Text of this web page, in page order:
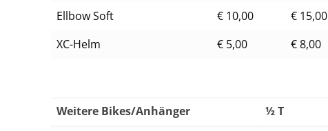
Ellbow Soft
€ 10,00 € 15,00
XC-Helm
€ 5,00 € 8,00
Weitere Bikes/Anhänger ½ T